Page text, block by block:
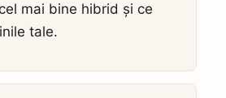
mai bine hibrid și ce
tale.